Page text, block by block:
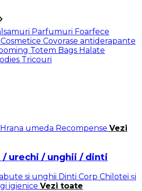
Parfumuri Foarfece
Cosmetice Covorase antiderapante
Totem Bags Halate
Tricouri
Hrana umeda Recompense Vezi
/ urechi / unghii / dinti
si unghii Dinti Corp Chilotei și
igienice Vezi toate